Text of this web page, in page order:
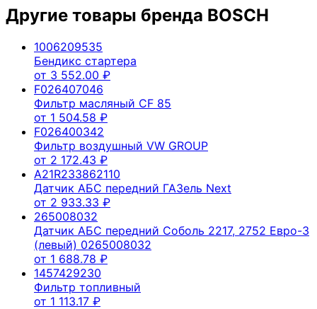
Другие товары бренда BOSCH
1006209535
Бендикс стартера
от 3 552.00 ₽
F026407046
Фильтр масляный CF 85
от 1 504.58 ₽
F026400342
Фильтр воздушный VW GROUP
от 2 172.43 ₽
A21R233862110
Датчик АБС передний ГАЗель Next
от 2 933.33 ₽
265008032
Датчик АБС передний Соболь 2217, 2752 Евро-3
(левый) 0265008032
от 1 688.78 ₽
1457429230
Фильтр топливный
от 1 113.17 ₽